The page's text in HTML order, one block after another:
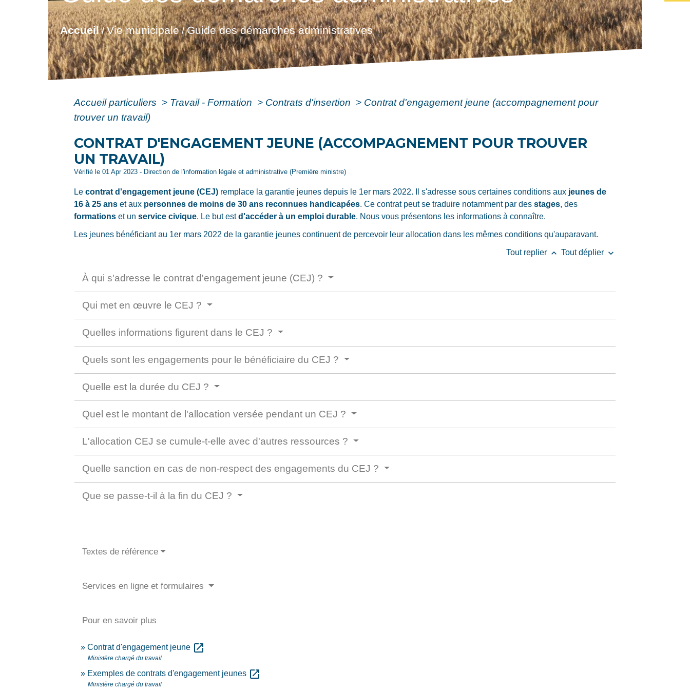
Accueil/Vie municipale/Guide des démarches administratives
Accueil particuliers > Travail - Formation > Contrats d'insertion > Contrat d'engagement jeune (accompagnement pour
trouver un travail)
CONTRAT D'ENGAGEMENT JEUNE (ACCOMPAGNEMENT POUR TROUVER
UN TRAVAIL)
Vérifié le 01 Apr 2023 - Direction de l'information légale et administrative (Première ministre)
Lecontrat d'engagement jeune (CEJ) remplace la garantie jeunes depuis le 1er mars 2022. Il s'adresse sous certaines conditions aux jeunes de
16 à 25 ans et aux personnes de moins de 30 ans reconnues handicapées. Ce contrat peut se traduire notamment par desstages, des
formations et unservice civique. Le but estd'accéder à un emploi durable. Nous vous présentons les informations à connaître.
Les jeunes bénéficiant au 1er mars 2022 de la garantie jeunes continuent de percevoir leur allocation dans les mêmes conditions qu'auparavant.
Tout replier keyboard_arrow_up Tout déplier keyboard_arrow_down
À qui s'adresse le contrat d'engagement jeune (CEJ) ?
Qui met en œuvre le CEJ ?
Quelles informations figurent dans le CEJ ?
Quels sont les engagements pour le bénéficiaire du CEJ ?
Quelle est la durée du CEJ ?
Quel est le montant de l'allocation versée pendant un CEJ ?
L'allocation CEJ se cumule-t-elle avec d'autres ressources ?
Quelle sanction en cas de non-respect des engagements du CEJ ?
Que se passe-t-il à la fin du CEJ ?
Textes de référence
Services en ligne et formulaires
Pour en savoir plus
Contrat d'engagement jeune open_in_new
Ministère chargé du travail
Exemples de contrats d'engagement jeunes open_in_new
Ministère chargé du travail